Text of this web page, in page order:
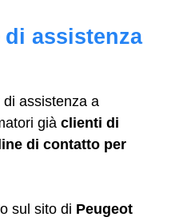
assistenza
assistenza a
già clienti di
di contatto per
sul sito di Peugeot